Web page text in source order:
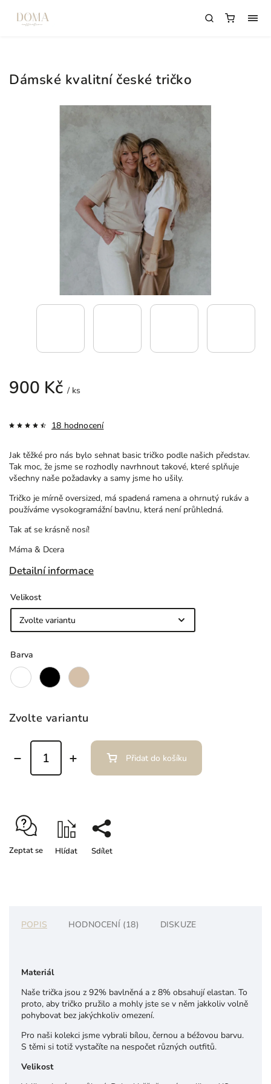
Dámské kvalitní české tričko
900 Kč / ks
18 hodnocení
Jak těžké pro nás bylo sehnat basic tričko podle našich představ.
Tak moc, že jsme se rozhodly navrhnout takové, které splňuje
všechny naše požadavky a samy jsme ho ušily.
Tričko je mírně oversized, má spadená ramena a ohrnutý rukáv a
používáme vysokogramážní bavlnu, která není průhledná.
Tak ať se krásně nosí!
Máma & Dcera
Detailní informace
Velikost
Barva
Zvolte variantu
Přidat do košíku
Zeptat se Hlídat Sdílet
POPIS HODNOCENÍ (18) DISKUZE
Materiál
Naše trička jsou z 92% bavlněná a z 8% obsahují elastan. To
proto, aby tričko pružilo a mohly jste se v něm jakkoliv volně
pohybovat bez jakýchkoliv omezení.
Pro naši kolekci jsme vybrali bílou, černou a béžovou barvu.
S těmi si totiž vystačíte na nespočet různých outfitů.
Velikost